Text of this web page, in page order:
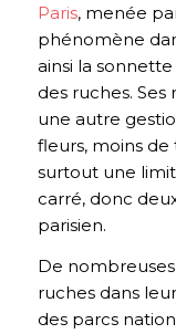
Paris, menée
phénomène
ainsi la sonnette
des ruches.
une autre
fleurs, moins
surtout une
carré, donc
parisien.
De
ruches dans
des parcs